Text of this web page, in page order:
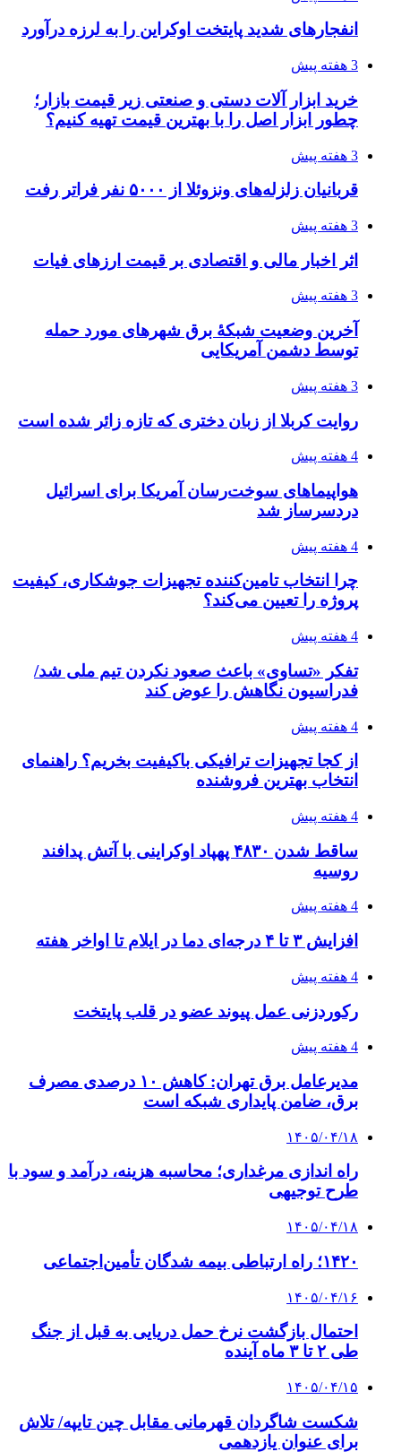
انفجارهای شدید پایتخت اوکراین را به لرزه درآورد
3 هفته پیش
خرید ابزار آلات دستی و صنعتی زیر قیمت بازار؛
چطور ابزار اصل را با بهترین قیمت تهیه کنیم؟
3 هفته پیش
قربانیان زلزله‌های ونزوئلا از ۵۰۰۰ نفر فراتر رفت
3 هفته پیش
اثر اخبار مالی و اقتصادی بر قیمت ارزهای فیات
3 هفته پیش
آخرین وضعیت شبکۀ برق شهرهای مورد حمله
توسط دشمن آمریکایی
3 هفته پیش
روایت کربلا از زبان دختری که تازه زائر شده است
4 هفته پیش
هواپیماهای سوخت‌رسان آمریکا برای اسرائیل
دردسرساز شد
4 هفته پیش
چرا انتخاب تامین‌کننده تجهیزات جوشکاری، کیفیت
پروژه را تعیین می‌کند؟
4 هفته پیش
تفکر «تساوی» باعث صعود نکردن تیم ملی شد/
فدراسیون نگاهش را عوض کند
4 هفته پیش
از کجا تجهیزات ترافیکی باکیفیت بخریم؟ راهنمای
انتخاب بهترین فروشنده
4 هفته پیش
ساقط شدن ۴۸۳۰ پهپاد اوکراینی با آتش پدافند
روسیه
4 هفته پیش
افزایش ۳ تا ۴ درجه‌ای دما در ایلام تا اواخر هفته
4 هفته پیش
رکوردزنی عمل پیوند عضو در قلب پایتخت
4 هفته پیش
مدیرعامل برق تهران: کاهش ۱۰ درصدی مصرف
برق، ضامن پایداری شبکه است
۱۴۰۵/۰۴/۱۸
راه اندازی مرغداری؛ محاسبه هزینه، درآمد و سود با
طرح توجیهی
۱۴۰۵/۰۴/۱۸
۱۴۲۰؛ راه ارتباطی بیمه شدگان تأمین‌اجتماعی
۱۴۰۵/۰۴/۱۶
احتمال بازگشت نرخ حمل دریایی به قبل از جنگ
طی ۲ تا ۳ ماه آینده
۱۴۰۵/۰۴/۱۵
شکست شاگردان قهرمانی مقابل چین تایپه/ تلاش
برای عنوان یازدهمی